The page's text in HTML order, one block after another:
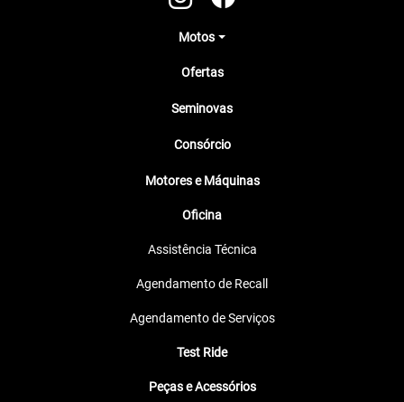
Motos
Ofertas
Seminovas
Consórcio
Motores e Máquinas
Oficina
Assistência Técnica
Agendamento de Recall
Agendamento de Serviços
Test Ride
Peças e Acessórios